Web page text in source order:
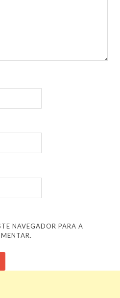
NAVEGADOR PARA A